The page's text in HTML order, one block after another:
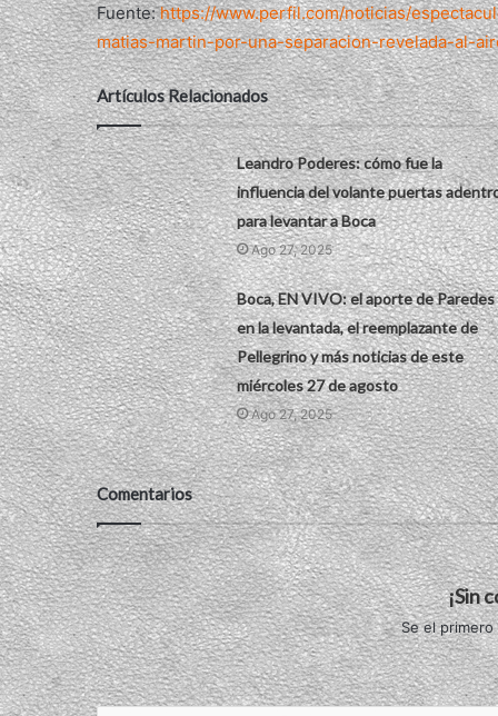
Fuente:https://www.perfil.com/noticias/
matias-martin-por-una-separacion-revelada-al-
Artículos Relacionados
Leandro Poderes: cómo fue la
influencia del volante puertas
para levantar a Boca
Ago 27, 2025
Boca, EN VIVO: el aporte de Paredes
en la levantada, el reemplazante de
Pellegrino y más noticias de este
miércoles 27 de agosto
Ago 27, 2025
Comentarios
¡Sin
Se el